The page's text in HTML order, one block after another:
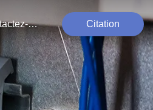
Contactez-Nous Citation